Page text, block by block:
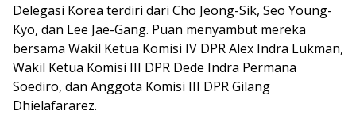
Delegasi Korea terdiri dari Cho Jeong-Sik, Seo Young-
Kyo, dan Lee Jae-Gang. Puan menyambut mereka
bersama Wakil Ketua Komisi IV DPR Alex Indra Lukman,
Wakil Ketua Komisi III DPR Dede Indra Permana
Soediro, dan Anggota Komisi III DPR Gilang
Dhielafararez.